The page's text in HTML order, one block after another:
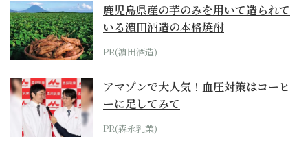
鹿児島県産の芋のみを用いて造られて
いる濵田酒造の本格焼酎
PR(濵田酒造)
アマゾンで大人気！血圧対策はコーヒ
ーに足してみて
PR(森永乳業)